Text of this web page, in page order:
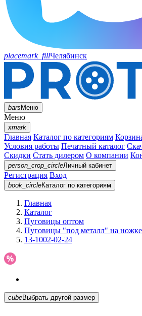
placemark_fillЧелябинск
barsМеню
Меню
xmark
Главная Каталог по категориям
Условия работы Печатный каталог
Скидки Стать дилером О компании
person_crop_circleЛичный кабинет
Регистрация Вход
book_circleКаталог по категориям
Главная
Каталог
Пуговицы оптом
Пуговицы "под металл" на ножке
13-1002-02-24
cubeВыбрать другой размер